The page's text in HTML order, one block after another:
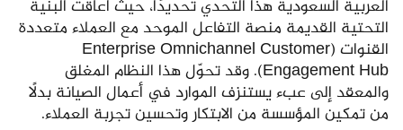
العربية السعودية هذا التحدي تحديدًا، حيث أعاقت البنية
التحتية القديمة منصة التفاعل الموحد مع العملاء متعددة
القنوات (Enterprise Omnichannel Customer
Engagement Hub). وقد تحوّل هذا النظام المغلق
والمعقد إلى عبء يستنزف الموارد في أعمال الصيانة بدلًا
من تمكين المؤسسة من الابتكار وتحسين تجربة العملاء.